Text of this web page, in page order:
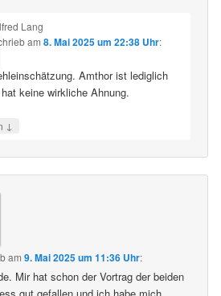
Lang
schriebam 8. Mai 2025 um 22:38 Uhr:
Amthor ist lediglich
keine wirkliche Ahnung.
↓
am9. Mai 2025 um 11:36 Uhr:
Mir hat schon der Vortrag der beiden